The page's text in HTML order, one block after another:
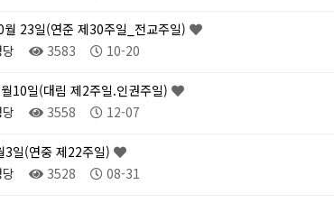
23일(연준 제30주일_전교주일)
3583 10-20
10일(대림 제2주일.인권주일)
3558 12-07
3일(연중 제22주일)
3528 08-31